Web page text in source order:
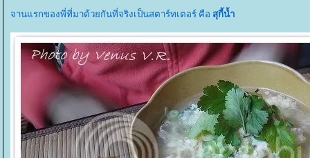
จานแรกของพี่ที่มาด้วยกันที่จริงเป็นสตาร์ทเตอร์ คือ สุกี้น้ำ